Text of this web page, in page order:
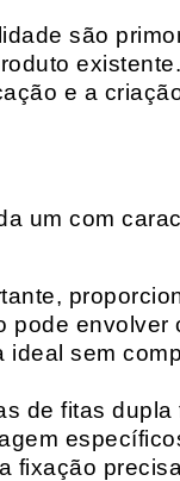
são
e a
um com
pode envolver
sem
de fitas dupla
fixação